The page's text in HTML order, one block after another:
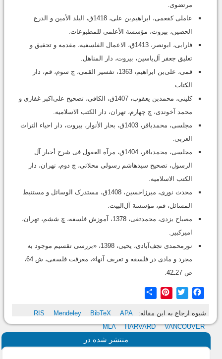
مرتضوی.
عاملی کفعمی، ابراهیم‌بن علی، 1418ق، البلد الأمین و الدرع
الحصین‏، بیروت، مؤسسة الأعلمی للمطبوعات.
فارابى‏، ابونصر، 1413ق‏، الاعمال الفلسفیه، مقدمه و تحقیق و
تعلیق جعفر آل‌یاسین، بیروت‏، دار المناهل‏.
قمى، على‌بن ابراهیم، ‏1363‏، تفسیر القمی،‏ چ سوم، قم، دار
الکتاب.
کلینى، محمد‌بن یعقوب، 1407ق، الکافی، تصحیح علی‌اکبر غفارى و
محمد آخوندی، چ چهارم‏، تهران، دار الکتب الاسلامیه.
مجلسى، محمدباقر، 1403ق، بحار الأنوار، بیروت، دار احیاء التراث
العربی.
مجلسى، محمدباقر، 1404ق، مرآة العقول فی شرح أخبار آل
الرسول‏، تصحیح سیدهاشم رسولى محلاتى، چ دوم‏، تهران، دار
الکتب الاسلامیه.
محدث نورى، میرزاحسین، 1408ق، مستدرک الوسائل و مستنبط
المسائل، قم، مؤسسة آل‌البیت.
مصباح یزدی، محمدتقی، 1378، آموزش فلسفه، چ ششم، تهران،
امیرکبیر.
نورمحمدی نجف‌آبادی، یحیی، 1398، «بررسی تقسیم موجود به
مجرد و مادی در فلسفه و تعریف آنها»، معرفت فلسفی، ش 64،
ص 27ـ42.
Facebook
Twitter
Pinterest
شیوه ارجاع به این مقاله: RIS Mendeley BibTeX
APA
MLA
HARVARD VANCOUVER
منتشر شده در